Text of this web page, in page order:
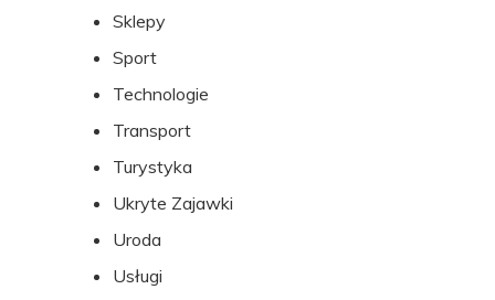
Sklepy
Sport
Technologie
Transport
Turystyka
Ukryte Zajawki
Uroda
Usługi